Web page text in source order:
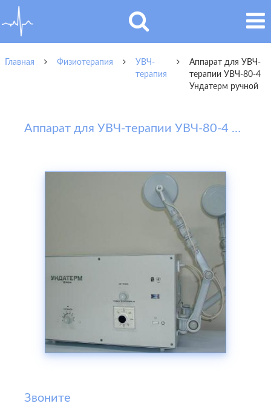
Главная Физиотерапия
УВЧ-
терапия
Аппарат для УВЧ-
терапии УВЧ-80-4
Ундатерм ручной
Аппарат для УВЧ-терапии УВЧ-80-4 Ундатерм ручной
Звоните